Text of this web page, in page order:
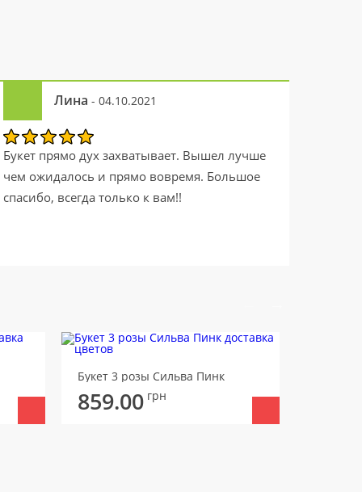
Лина - 04.10.2021
Букет прямо дух захватывает. Вышел лучше
чем ожидалось и прямо вовремя. Большое
спасибо, всегда только к вам!!
Букет 3 розы Сильва Пинк
859.00 грн